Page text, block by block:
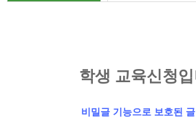
학생 교육신청
비밀글 기능으로 보호된